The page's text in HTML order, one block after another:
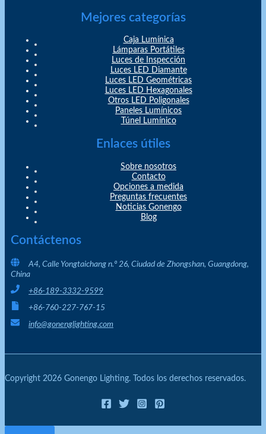
Mejores categorías
Caja Lumínica
Lámparas Portátiles
Luces de Inspección
Luces LED Diamante
Luces LED Geométricas
Luces LED Hexagonales
Otros LED Poligonales
Paneles Lumínicos
Túnel Lumínico
Enlaces útiles
Sobre nosotros
Contacto
Opciones a medida
Preguntas frecuentes
Noticias Gonengo
Blog
Contáctenos
A4, Calle Yongtaichang n.º 26, Ciudad de Zhongshan, Guangdong,
China
+86-189-3332-9599
+86-760-227-767-15
info@gonenglighting.com
Copyright 2026 Gonengo Lighting. Todos los derechos reservados.